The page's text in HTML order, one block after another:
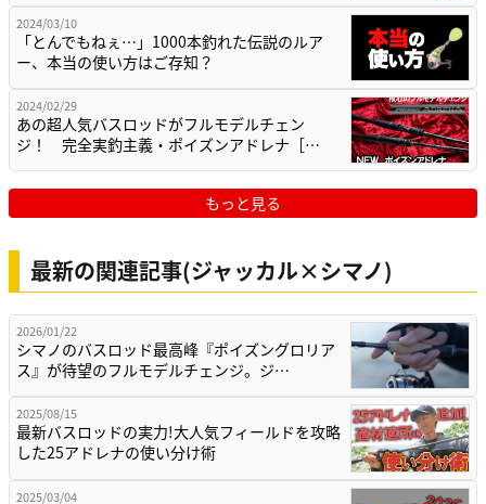
2024/03/10
「とんでもねぇ…」1000本釣れた伝説のルア
ー、本当の使い方はご存知？
2024/02/29
あの超人気バスロッドがフルモデルチェン
ジ！ 完全実釣主義・ポイズンアドレナ［…
もっと見る
最新の関連記事(ジャッカル×シマノ)
2026/01/22
シマノのバスロッド最高峰『ポイズングロリア
ス』が待望のフルモデルチェンジ。ジ…
2025/08/15
最新バスロッドの実力!大人気フィールドを攻略
した25アドレナの使い分け術
2025/03/04